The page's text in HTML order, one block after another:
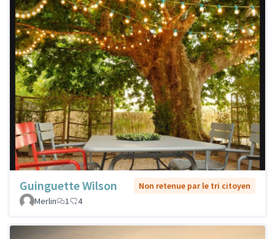
Guinguette Wilson
Non retenue par le tri citoyen
Merlin
1 4